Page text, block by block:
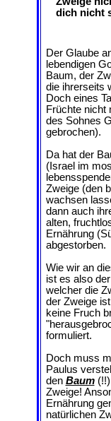
dich nicht
Der Glaube
lebendigen
Baum, der
die ihrerseits
Doch eines
Früchte nicht
des Sohnes
gebrochen).
Da hat der
(Israel im
Zweige (den
wachsen
dann auch
alten,
Ernährung
abgestorben.
Wie wir an
ist es also
welcher die
der Zweige
keine Fruch
formuliert.
Doch muss
Paulus
den Baum(!!)
Zweige!
Ernährung
natürlichen